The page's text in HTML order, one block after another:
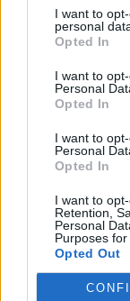
I want to
personal
Opted In
I want to
Personal
Opted In
I want to
Personal
Opted In
I want to
Retention,
Personal
Purposes for
Opted Out
LEGFRISSEBB